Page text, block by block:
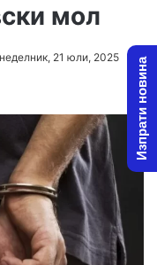
мол
21 юли, 2025 Изпрати новина